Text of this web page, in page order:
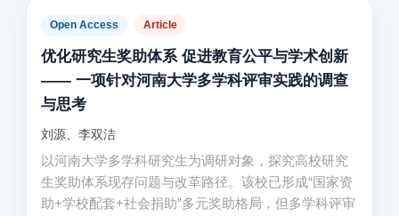
Open Access Article
优化研究生奖助体系 促进教育公平与学术创新
—— 一项针对河南大学多学科评审实践的调查
与思考
刘源、李双洁
以河南大学多学科研究生为调研对象，探究高校研究
生奖助体系现存问题与改革路径。该校已形成“国家资
助+学校配套+社会捐助”多元奖助格局，但多学科评审